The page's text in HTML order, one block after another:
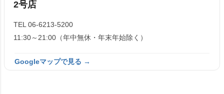
2号店
TEL 06-6213-5200
11:30～21:00（年中無休・年末年始除く）
Googleマップで見る →